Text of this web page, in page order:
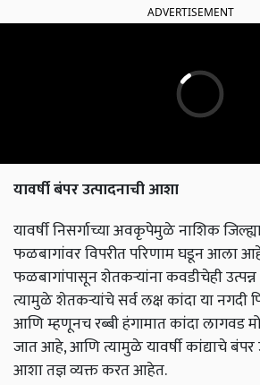
ADVERTISEMENT
यावर्षी बंपर उत्पादनाची आशा
यावर्षी निसर्गाच्या अवकृपेमुळे नाशिक
फळबागांवर विपरीत परिणाम घडून आला आहे.
फळबागांपासून शेतकऱ्यांना कवडीचेही उत्पन्न
त्यामुळे शेतकऱ्यांचे सर्व लक्ष कांदा या
आणि म्हणूनच रब्बी हंगामात कांदा लागवड
जात आहे, आणि त्यामुळे यावर्षी कांद्याचे
आशा तज्ञ व्यक्त करत आहेत.